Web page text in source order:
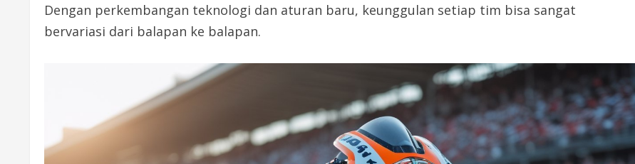
Dengan perkembangan teknologi dan aturan baru, keunggulan setiap tim bisa sangat
bervariasi dari balapan ke balapan.